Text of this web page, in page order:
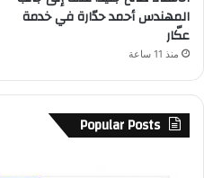
المهندس أحمد حدّارة في خدمة
عكّار
منذ 11 ساعة
Popular Posts